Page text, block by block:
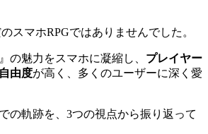
スマホRPGではありませんでした。
の魅力をスマホに凝縮し、 プレイヤー
由度が高く、多くのユーザーに深く愛
の軌跡を、3つの視点から振り返って